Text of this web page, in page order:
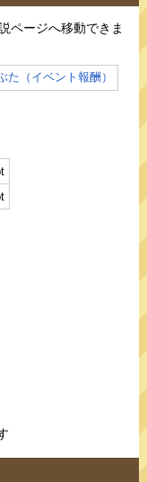
ページへ移動できま
（イベント報酬）